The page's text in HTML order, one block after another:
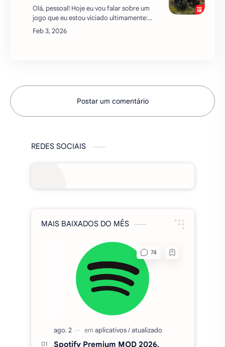
Olá, pessoal! Hoje eu vou falar sobre um
jogo que eu estou viciado ultimamente:
Farming PRO 3. Esse é um jogo de
simulação de fazenda para android que é
Postar um comentário
REDES SOCIAIS
MAIS BAIXADOS DO MÊS
Spotify Premium MOD 2026,